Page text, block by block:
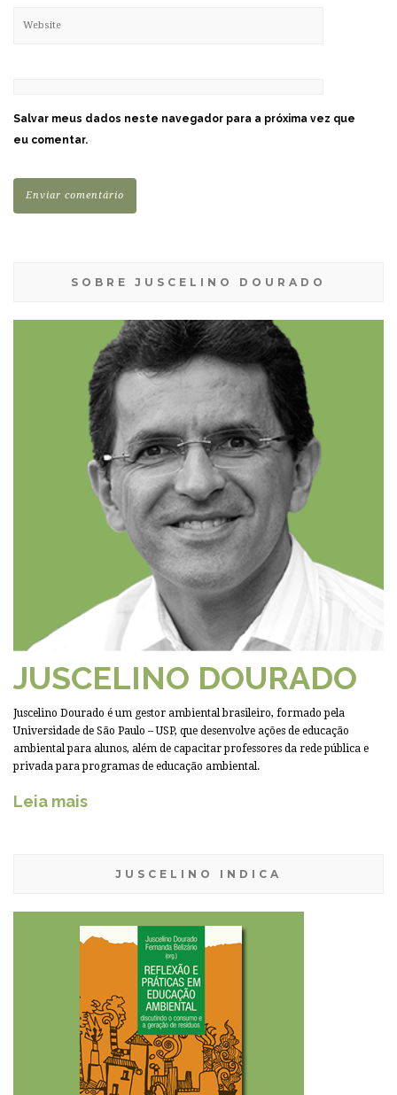
Salvar meus dados neste navegador para a próxima vez que
eu comentar.
SOBRE JUSCELINO DOURADO
JUSCELINO DOURADO
Juscelino Dourado é um gestor ambiental brasileiro, formado pela
Universidade de São Paulo – USP, que desenvolve ações de educação
ambiental para alunos, além de capacitar professores da rede pública e
privada para programas de educação ambiental.
Leia mais
JUSCELINO INDICA